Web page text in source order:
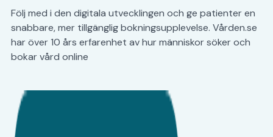
Följ med i den digitala utvecklingen och ge patienter en
snabbare, mer tillgänglig bokningsupplevelse. Vården.se
har över 10 års erfarenhet av hur människor söker och
bokar vård online